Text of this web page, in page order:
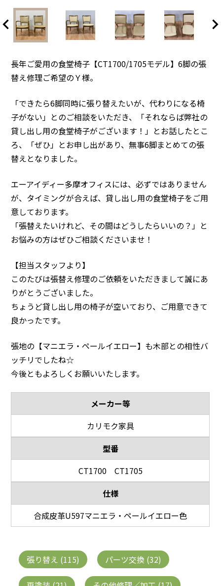
長年ご愛用の食堂椅子【CT1700/1705モデル】6脚の張
替え修理ご希望のＹ様。
「できたら6脚同時に張り替えたいが、代わりになる椅
子がない」とのご相談をいただき、「それならば弊社の
貸し出し用の食堂椅子がございます！」とお話したとこ
ろ、「ぜひ」とお申し出があり、無事6脚まとめての張
替えとなりました。
エーアイディー多摩オフィスには、必ずではありません
が、タイミングが合えば、貸し出し用の食堂椅子をご用
意しております。
「張替えたいけれど、その間はどうしたらいいの？」と
お悩みの方はぜひご相談くださいませ！
【担当スタッフより】
このたびは張替え修理のご依頼をいただきまして誠にあ
りがとうございました。
ちょうど貸し出し用の椅子が空いており、ご用意できて
良かったです。
張地の【マニエラ・ペールイエロー】も木部との相性バ
ッチリでしたね☆
今後ともよろしくお願いいたします。
メーカー等
カリモク家具
型番
CT1700 CT1705
仕様
合成皮革U597マニエラ・ペールイエロー色
張り替え (115) パーツ交換 (32)